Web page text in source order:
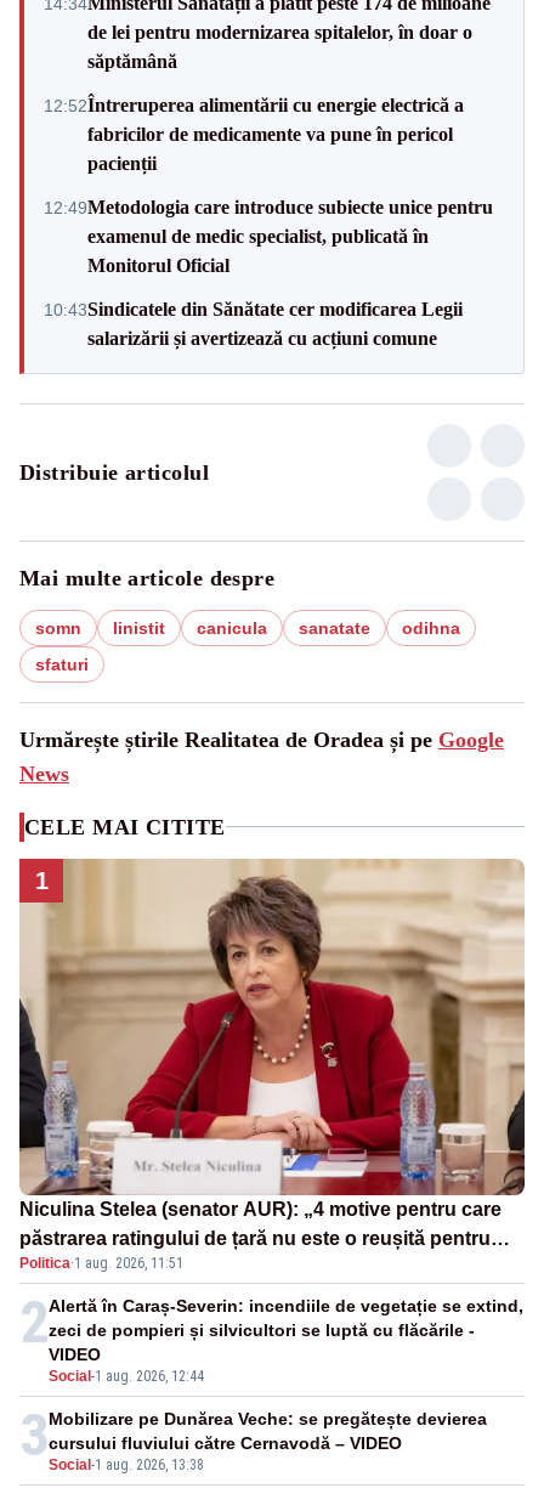
de lei pentru modernizarea spitalelor, în doar o
săptămână
12:52Întreruperea alimentării cu energie electrică a
fabricilor de medicamente va pune în pericol
pacienții
12:49Metodologia care introduce subiecte unice pentru
examenul de medic specialist, publicată în
Monitorul Oficial
10:43Sindicatele din Sănătate cer modificarea Legii
salarizării și avertizează cu acțiuni comune
Distribuie articolul
Mai multe articole despre
somn linistit canicula sanatate
odihna
sfaturi
Urmărește știrile Realitatea de Oradea și pe Google
News
CELE MAI CITITE
1
Niculina Stelea (senator AUR): „4 motive pentru care
păstrarea ratingului de țară nu este o reușită pentru
Guvernul Bolojan”
Politica·1 aug. 2026, 11:51
2
Social -1 aug. 2026, 12:44
Alertă în Caraș-Severin: incendiile de vegetație se extind,
zeci de pompieri și silvicultori se luptă cu flăcările -
VIDEO
3Social -1 aug. 2026, 13:38
Mobilizare pe Dunărea Veche: se pregătește devierea
cursului fluviului către Cernavodă – VIDEO